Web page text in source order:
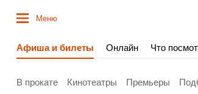
Меню
Афиша и билеты Онлайн Что
В прокате Кинотеатры Премьеры